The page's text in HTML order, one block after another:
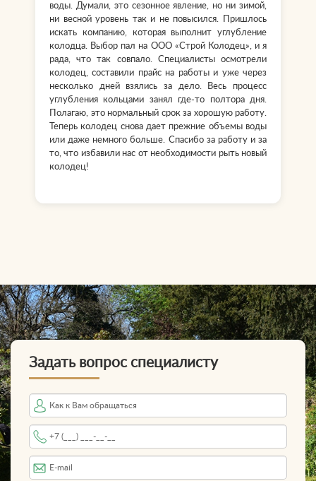
воды. Думали, это сезонное явление, но ни зимой,
ни весной уровень так и не повысился. Пришлось
искать компанию, которая выполнит углубление
колодца. Выбор пал на ООО «Строй Колодец», и я
рада, что так совпало. Специалисты осмотрели
колодец, составили прайс на работы и уже через
несколько дней взялись за дело. Весь процесс
углубления кольцами занял где-то полтора дня.
Полагаю, это нормальный срок за хорошую работу.
Теперь колодец снова дает прежние объемы воды
или даже немного больше. Спасибо за работу и за
то, что избавили нас от необходимости рыть новый
колодец!
Задать вопрос специалисту
Имя
Телефон*